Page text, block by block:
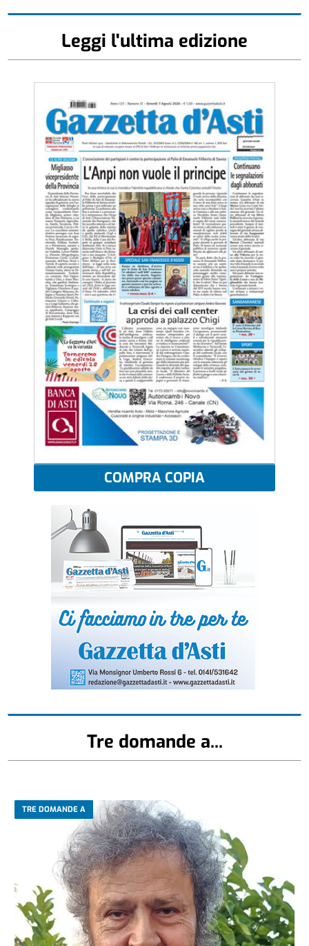
Leggi l'ultima edizione
COMPRA COPIA
Tre domande a...
TRE DOMANDE A